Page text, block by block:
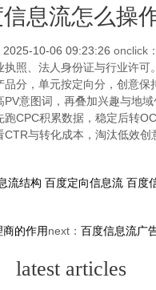
息流怎么操
2025-10-06 09:23:26 onclick：
照、法人身份证与行业许可。
分，单元按定向分，创意保
意图词，再叠加兴趣与地域
CPC积累数据，稳定后转
与转化成本，淘汰低效创
流结构 百度定向信息流 百度
的作用next： 百度信息流广
latest articles